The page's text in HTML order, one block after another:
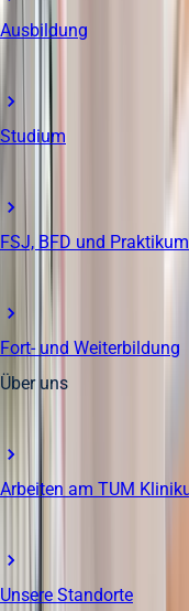
Ausbildung
Studium
FSJ, BFD und Praktikum
Fort- und Weiterbildung
Über uns
Arbeiten am TUM
Unsere Standorte